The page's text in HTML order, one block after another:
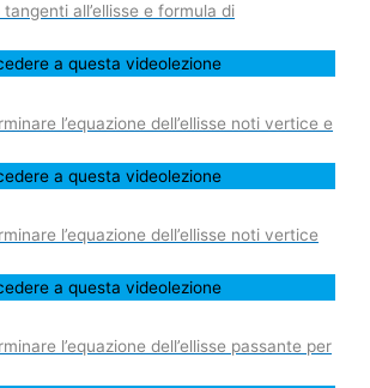
tangenti all’ellisse e formula di
a questa videolezione
l’equazione dell’ellisse noti vertice e
a questa videolezione
l’equazione dell’ellisse noti vertice
a questa videolezione
l’equazione dell’ellisse passante per